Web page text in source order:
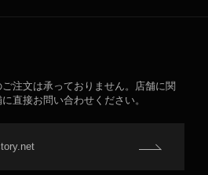
注文は承っておりません。店舗に関
直接お問い合わせください。